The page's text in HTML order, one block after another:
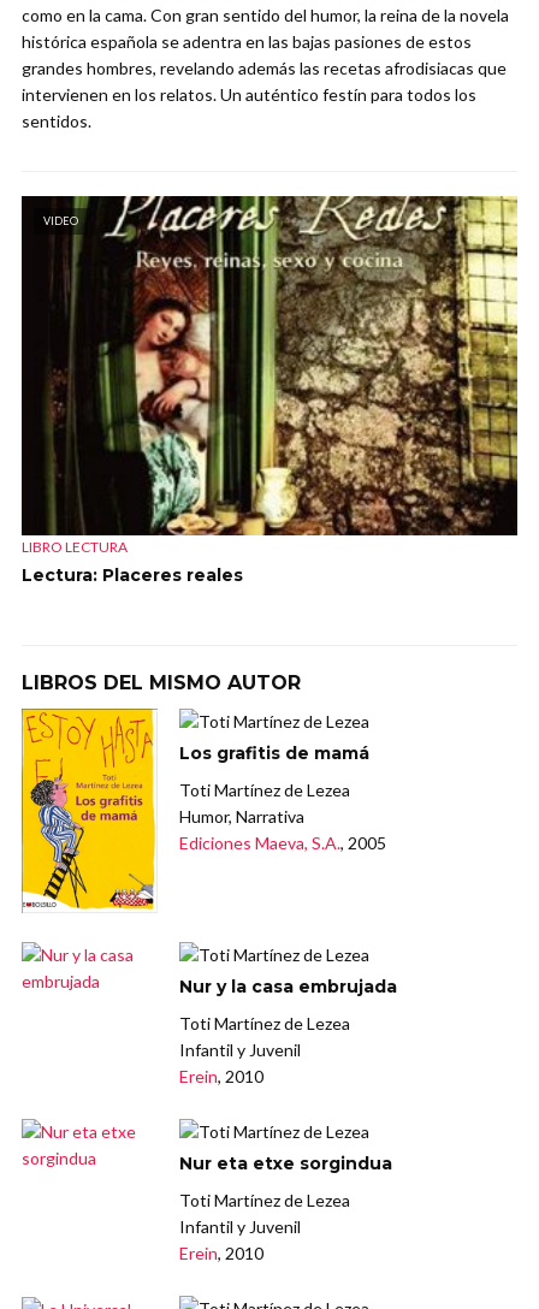
como en la cama. Con gran sentido del humor, la reina de la novela
histórica española se adentra en las bajas pasiones de estos
grandes hombres, revelando además las recetas afrodisiacas que
intervienen en los relatos. Un auténtico festín para todos los
sentidos.
VIDEO
LIBRO LECTURA
Lectura: Placeres reales
LIBROS DEL MISMO AUTOR
Los grafitis de mamá
Toti Martínez de Lezea
Humor, Narrativa
Ediciones Maeva, S.A., 2005
Nur y la casa embrujada
Toti Martínez de Lezea
Infantil y Juvenil
Erein, 2010
Nur eta etxe sorgindua
Toti Martínez de Lezea
Infantil y Juvenil
Erein, 2010